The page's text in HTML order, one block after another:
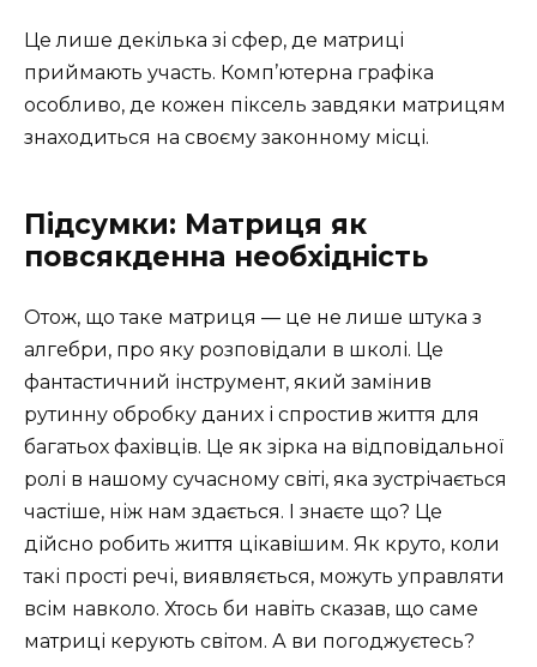
Це лише декілька зі сфер, де матриці
приймають участь. Комп’ютерна графіка
особливо, де кожен піксель завдяки матрицям
знаходиться на своєму законному місці.
Підсумки: Матриця як
повсякденна необхідність
Отож, що таке матриця — це не лише штука з
алгебри, про яку розповідали в школі. Це
фантастичний інструмент, який замінив
рутинну обробку даних і спростив життя для
багатьох фахівців. Це як зірка на відповідальної
ролі в нашому сучасному світі, яка зустрічається
частіше, ніж нам здається. І знаєте що? Це
дійсно робить життя цікавішим. Як круто, коли
такі прості речі, виявляється, можуть управляти
всім навколо. Хтось би навіть сказав, що саме
матриці керують світом. А ви погоджуєтесь?